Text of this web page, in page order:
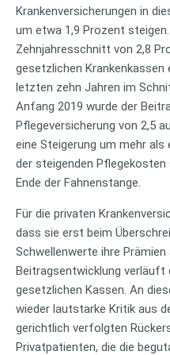
Krankenversicherungen in
um etwa 1,9 Prozent
Zehnjahresschnitt von 2,8
gesetzlichen Krankenkassen
letzten zehn Jahren im
Anfang 2019 wurde der
Pflegeversicherung von 2,5
eine Steigerung um mehr
der steigenden
Ende der Fahnenstange.
Für die privaten
dass sie erst beim
Schwellenwerte ihre Prämien
Beitragsentwicklung verläuft
gesetzlichen Kassen. An
wieder lautstarke Kritik aus
gerichtlich verfolgten
Privatpatienten, die die